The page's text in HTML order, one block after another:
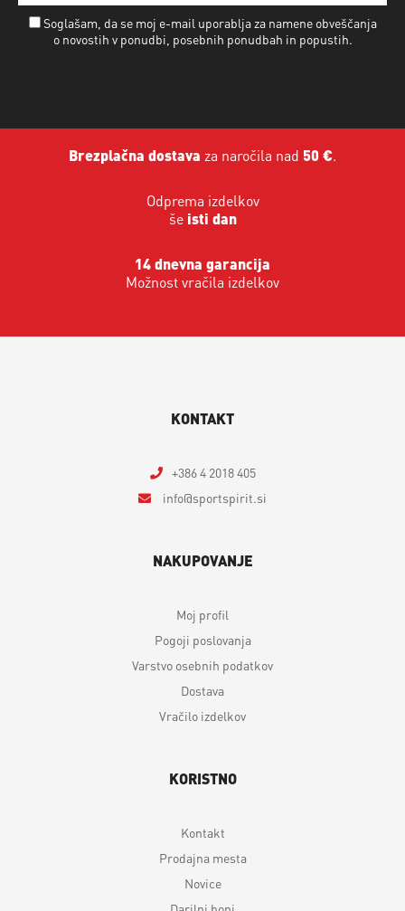
Soglašam, da se moj e-mail uporablja za namene obveščanja
o novostih v ponudbi, posebnih ponudbah in popustih.
Brezplačna dostava za naročila nad 50 €.
Odprema izdelkov
še isti dan
14 dnevna garancija
Možnost vračila izdelkov
KONTAKT
+386 4 2018 405
info
sportspirit.si
NAKUPOVANJE
Moj profil
Pogoji poslovanja
Varstvo osebnih podatkov
Dostava
Vračilo izdelkov
KORISTNO
Kontakt
Prodajna mesta
Novice